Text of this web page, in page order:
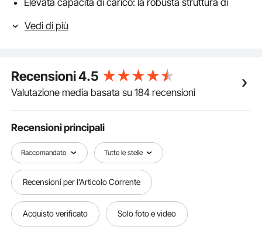
sostenere in modo sicuro fino a 882 lb/400 kg
Altezza regolabile per versatilità: la piattaforma per
impalcature offre una gamma di regolazioni
dell'altezza, con quattro impostazioni: 31,5 pollici,
consente di affrontare un'ampia gamma di attività.
Costruzione durevole e di alta qualità: la scala a pioli
in acciaio è robusta e durevole, realizzata con tubi in
lega di acciaio ad alta durezza con uno spessore di
0,047 pollici. La sua superficie zincata offre
un'eccellente resistenza alla ruggine e alla corrosione.
Installazione rapida e semplice: non è richiesta alcuna
installazione complicata. La piattaforma della scala
può essere facilmente ripiegata e riposta in cinque
Vedi di più
Recensioni4.5
Valutazione media basata su 184 recensioni
Recensioni principali
Raccomandato Tutte le stelle
Recensioni per l'Articolo Corrente
Acquisto verificato Solo foto e video